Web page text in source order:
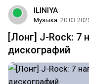
ILINIYA
Музыка
[Лонг] J-Rock: 7
дискографий